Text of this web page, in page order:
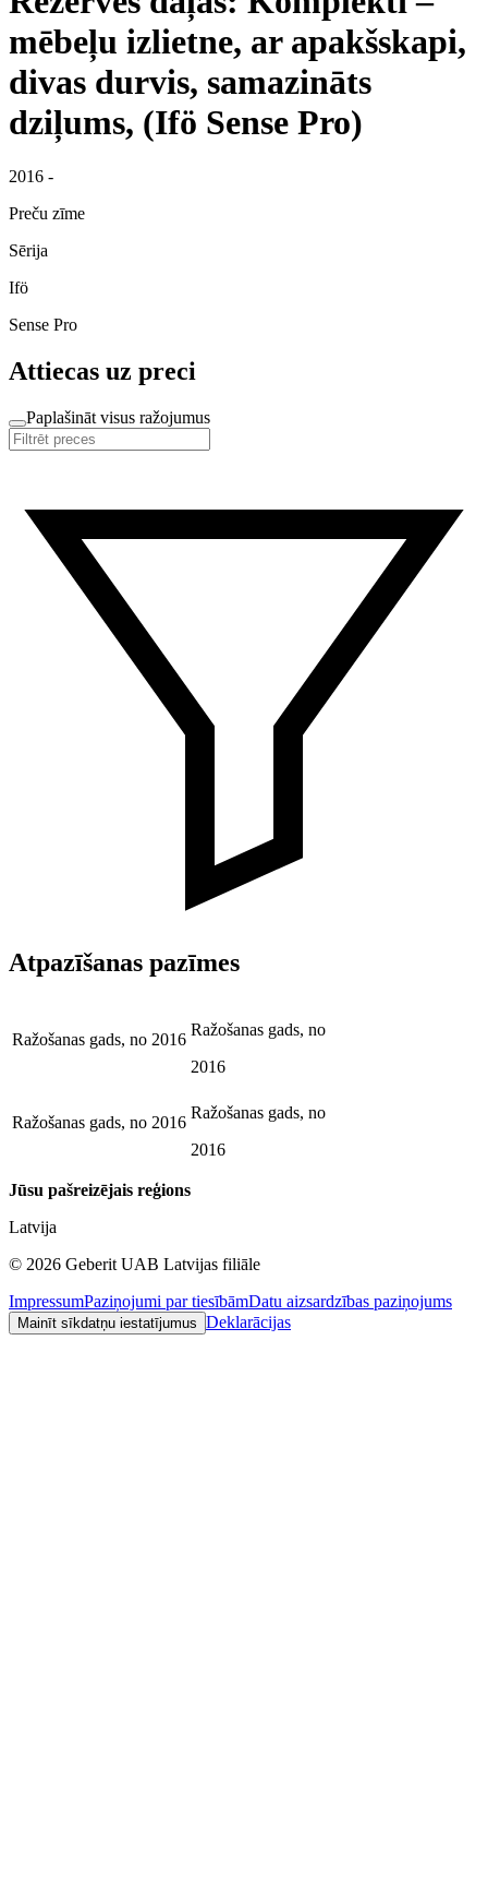
mēbeļu izlietne, ar apakšskapi,
divas durvis, samazināts
dziļums, (Ifö Sense Pro)
2016 -
Preču zīme
Sērija
Ifö
Sense Pro
Attiecas uz preci
Paplašināt visus ražojumus
Atpazīšanas pazīmes
Ražošanas gads, no 2016
Ražošanas gads, no
2016
Ražošanas gads, no 2016
Ražošanas gads, no
2016
Jūsu pašreizējais reģions
Latvija
© 2026 Geberit UAB Latvijas filiāle
ImpressumPaziņojumi par tiesībāmDatu aizsardzības paziņojums
Mainīt sīkdatņu iestatījumus Deklarācijas